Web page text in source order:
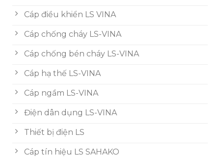
Cáp điều khiển LS VINA
Cáp chống cháy LS-VINA
Cáp chống bén cháy LS-VINA
Cáp hạ thế LS-VINA
Cáp ngầm LS-VINA
Điện dân dụng LS-VINA
Thiết bị điện LS
Cáp tín hiệu LS SAHAKO